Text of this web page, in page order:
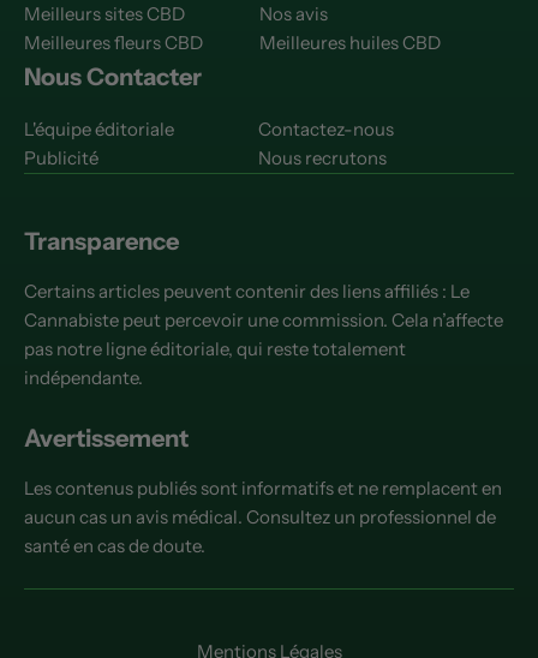
Meilleurs sites CBD
Nos avis
Meilleures fleurs CBD
Meilleures huiles CBD
Nous Contacter
L'équipe éditoriale
Contactez-nous
Publicité
Nous recrutons
Transparence
Certains articles peuvent contenir des liens affiliés : Le
Cannabiste peut percevoir une commission. Cela n’affecte
pas notre ligne éditoriale, qui reste totalement
indépendante.
Avertissement
Les contenus publiés sont informatifs et ne remplacent en
aucun cas un avis médical. Consultez un professionnel de
santé en cas de doute.
Mentions Légales